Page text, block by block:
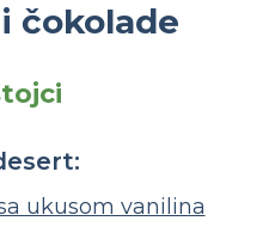
čokolade
ukusom vanilina